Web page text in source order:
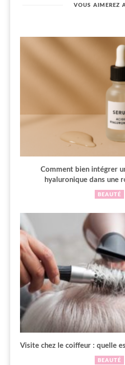
VOUS AIMEREZ
Comment bien intégrer
hyaluronique dans une
BEAUTÉ
Visite chez le coiffeur : quelle
BEAUTÉ